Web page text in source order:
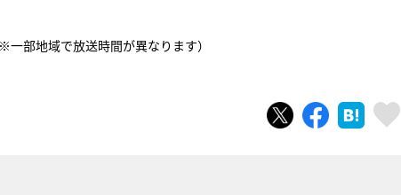
部地域で放送時間が異なります）
ツイートシェア はてブ